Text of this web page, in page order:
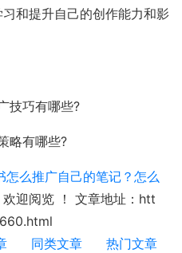
和提升自己的创作能力和影
技巧有哪些?
略有哪些?
怎么推广自己的笔记？怎么
欢迎阅览 ！ 文章地址：htt
同类文章 热门文章